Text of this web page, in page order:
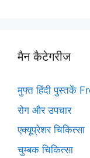
मैन कैटेगरीज
मुफ्त हिंदी पुस्तकें
रोग और उपचार
एक्यूप्रेशर चिकित्सा
चुम्बक चिकित्सा